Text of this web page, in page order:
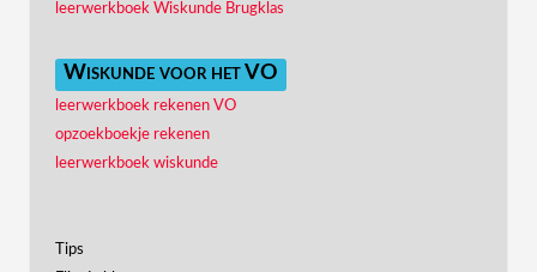
leerwerkboek Wiskunde Brugklas
Wiskunde voor het VO
leerwerkboek rekenen VO
opzoekboekje rekenen
leerwerkboek wiskunde
Tips